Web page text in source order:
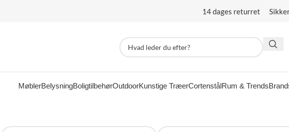
14 dages returret
MøblerBelysningBoligtilbehørOutdoorKunstige TræerCortenstålRum & Trends